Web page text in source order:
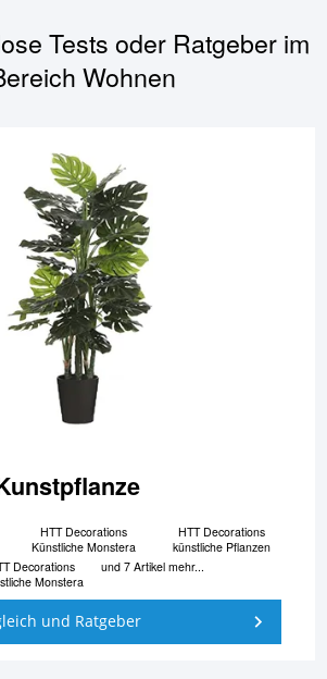
Tests oder Ratgeber im
Wohnen
HTT Decorations
Künstliche Monstera
HTT Decorations
künstliche Pflanzen
Decorations
Monstera
und 7 Artikel mehr...
und Ratgeber